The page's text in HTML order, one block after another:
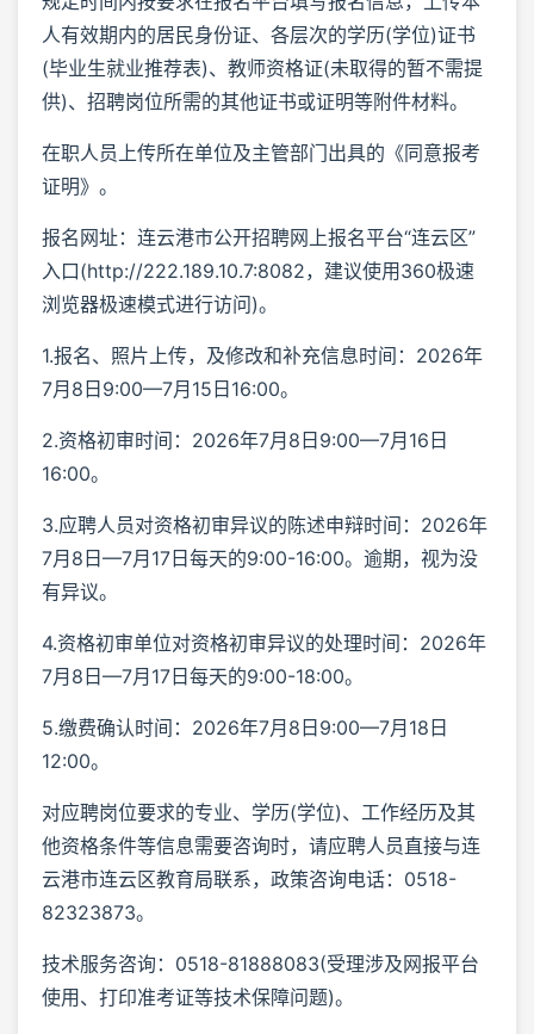
人有效期内的居民身份证、各层次的学历(学位)证书
(毕业生就业推荐表)、教师资格证(未取得的暂不需提
供)、招聘岗位所需的其他证书或证明等附件材料。
在职人员上传所在单位及主管部门出具的《同意报考
证明》。
报名网址：连云港市公开招聘网上报名平台“连云区”
入口(http://222.189.10.7:8082，建议使用360极速
浏览器极速模式进行访问)。
1.报名、照片上传，及修改和补充信息时间：2026年
7月8日9:00—7月15日16:00。
2.资格初审时间：2026年7月8日9:00—7月16日
16:00。
3.应聘人员对资格初审异议的陈述申辩时间：2026年
7月8日—7月17日每天的9:00-16:00。逾期，视为没
有异议。
4.资格初审单位对资格初审异议的处理时间：2026年
7月8日—7月17日每天的9:00-18:00。
5.缴费确认时间：2026年7月8日9:00—7月18日
12:00。
对应聘岗位要求的专业、学历(学位)、工作经历及其
他资格条件等信息需要咨询时，请应聘人员直接与连
云港市连云区教育局联系，政策咨询电话：0518-
82323873。
技术服务咨询：0518-81888083(受理涉及网报平台
使用、打印准考证等技术保障问题)。